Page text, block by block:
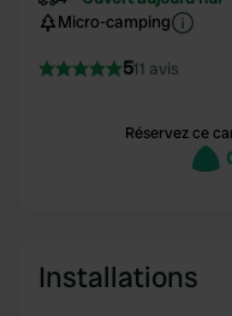
Micro-camping
511 avis
Réservez ce
Installations